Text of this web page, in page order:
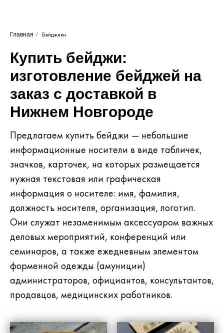
Главная / Бейджики
Купить бейджи:
изготовление бейджей на
заказ с доставкой в
Нижнем Новгороде
Предлагаем купить бейджи — небольшие
информационные носители в виде табличек,
значков, карточек, на которых размещается
нужная текстовая или графическая
информация о носителе: имя, фамилия,
должность носителя, организация, логотип.
Они служат незаменимым аксессуаром важных
деловых мероприятий, конференций или
семинаров, а также ежедневным элементом
форменной одежды (амуниции)
администраторов, официантов, консультантов,
продавцов, медицинских работников.